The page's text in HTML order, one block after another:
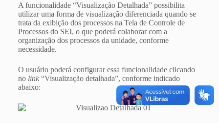
A funcionalidade “Visualização Detalhada” possibilita
utilizar uma forma de visualização diferenciada quando se
trata da exibição dos processos na Tela de Controle de
Processos do SEI, o que poderá colaborar com a
organização dos processos da unidade, conforme
necessidade.
O usuário poderá configurar essa funcionalidade clicando
no link“Visualização detalhada”, conforme indicado
abaixo: